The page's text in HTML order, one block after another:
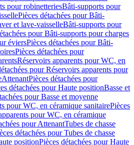
pour robinetteriesBâti-supports pour
Pièces détachées pour Bâti-
et lave-vaisselleBâti-supports pour
pour Bâti-supports pour charges
éviersPièces détachées pour Bâti-
Pièces détachées pour
Réservoirs apparents pour WC, en
pour Réservoirs apparents pour
AttenantPièces détachées pour
détachées pour Haute positionBasse et
pour Basse et moyenne
pour WC, en céramique sanitairePièces
pour WC, en céramique
pour AttenantTubes de chasse
détachées pour Tubes de chasse
positionPièces détachées pour Haute